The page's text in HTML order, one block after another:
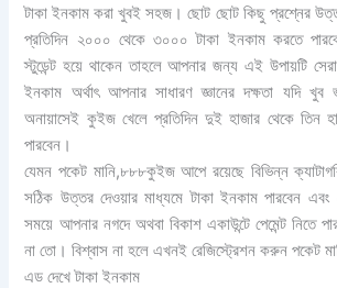
টাকা ইনকাম করা খুবই সহজ। ছোট ছোট কিছু প্রশ্নের
প্রতিদিন ২০০০ থেকে ৩০০০ টাকা ইনকাম করতে
স্টুডেন্ট হয়ে থাকেন তাহলে আপনার জন্য এই উপায়টি
ইনকাম অর্থাৎ আপনার সাধারণ জ্ঞানের দক্ষতা যদি
অনায়াসেই কুইজ খেলে প্রতিদিন দুই হাজার থেকে তিন
পারবেন।
যেমন পকেট মানি,৮৮৮কুইজ আপে রয়েছে বিভিন্ন
সঠিক উত্তর দেওয়ার মাধ্যমে টাকা ইনকাম পারবেন এবং
সময়ে আপনার নগদে অথবা বিকাশ একাউন্টে পেমেন্ট নিতে
না তো। বিশ্বাস না হলে এখনই রেজিস্ট্রেশন করুন পকেট
এড দেখে টাকা ইনকাম